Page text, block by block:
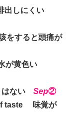
しにくい
すると頭痛が
が黄色い
ない Sep②
taste 味覚が